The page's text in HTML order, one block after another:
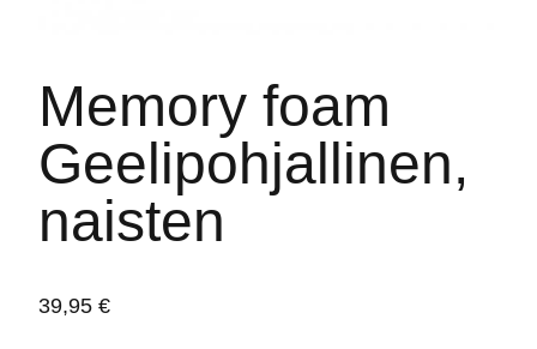
Memory foam
Geelipohjallinen,
naisten
39,95 €